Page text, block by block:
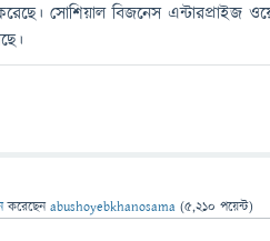
সোশিয়াল বিজনেস এন্টারপ্রাইজ
করেছেনabushoyebkhanosama (5,210 পয়েন্ট)